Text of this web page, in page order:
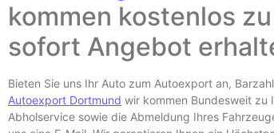
kommen kostenlos
sofort Angebot
Bieten Sie uns Ihr Auto zum Autoexport an,
Autoexport Dortmund wir kommen Bundesweit zu
Abholservice sowie die Abmeldung Ihres